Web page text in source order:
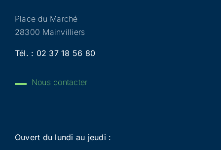
Place du Marché
28300 Mainvilliers
Tél. : 02 37 18 56 80
Nous contacter
Ouvert du lundi au jeudi :